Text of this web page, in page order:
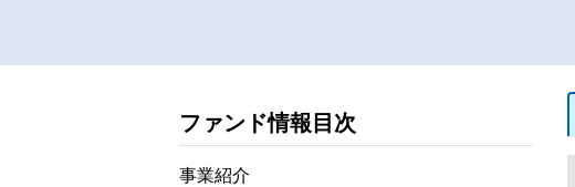
ファンド情報目次
事業紹介